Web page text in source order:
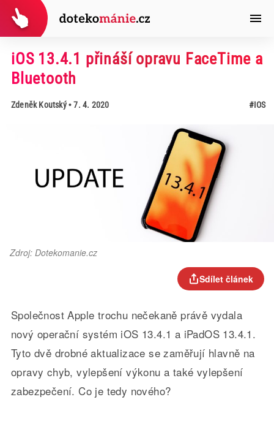
iOS 13.4.1 přináší opravu FaceTime a
Bluetooth
Zdeněk Koutský• 7. 4. 2020 #IOS
Zdroj: Dotekomanie.cz
Sdílet článek
Společnost Apple trochu nečekaně právě vydala
nový operační systém iOS 13.4.1 a iPadOS 13.4.1.
Tyto dvě drobné aktualizace se zaměřují hlavně na
opravy chyb, vylepšení výkonu a také vylepšení
zabezpečení. Co je tedy nového?